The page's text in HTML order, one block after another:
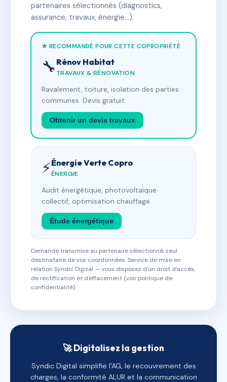
partenaires sélectionnés (diagnostics,
assurance, travaux, énergie…).
★ RECOMMANDÉ POUR CETTE COPROPRIÉTÉ
🔧 Rénov Habitat
TRAVAUX & RÉNOVATION
Ravalement, toiture, isolation des parties
communes. Devis gratuit.
Obtenir un devis travaux
⚡Énergie Verte Copro
ÉNERGIE
Audit énergétique, photovoltaïque
collectif, optimisation chauffage.
Étude énergétique
Demande transmise au partenaire sélectionné, seul
destinataire de vos coordonnées. Service de mise en
relation Syndic Digital — vous disposez d'un droit d'accès,
de rectification et d'effacement (voir politique de
confidentialité).
🚀 Digitalisez la gestion
Syndic Digital simplifie l'AG, le recouvrement des
charges, la conformité ALUR et la communication